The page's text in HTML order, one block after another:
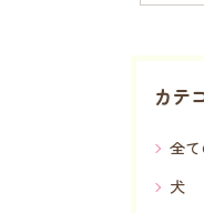
カテ
全
犬